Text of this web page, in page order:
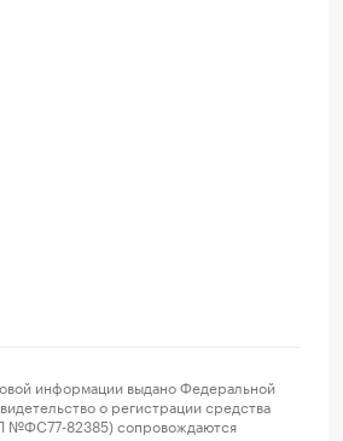
информации выдано Федеральной
о регистрации средства
№ФС77-82385) сопровождаются